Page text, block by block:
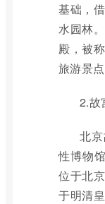
基础，
水园林
殿，被
旅游景点
2.故
北
性博物
位于北
于明清